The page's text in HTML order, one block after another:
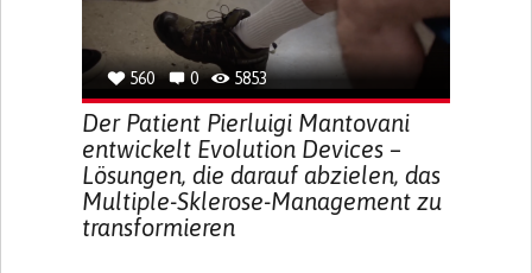
560 0 5853
Der Patient Pierluigi Mantovani
entwickelt Evolution Devices –
Lösungen, die darauf abzielen, das
Multiple-Sklerose-Management zu
transformieren